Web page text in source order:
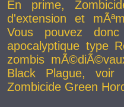
En prime,
d'extension et
Vous pouvez
apocalyptique type
zombis
Black Plague,
Zombicide Green